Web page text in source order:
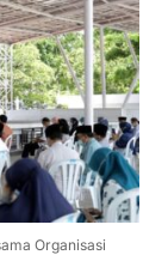
Organisasi